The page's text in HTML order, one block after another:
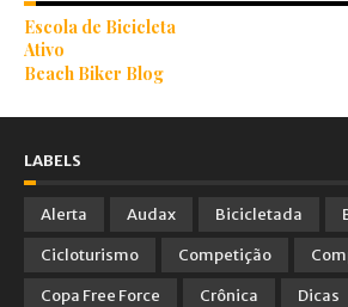
Escola de Bicicleta
Ativo
Beach Biker Blog
LABELS
Alerta Audax Bicicletada
Cicloturismo
Competição
Copa Free Force
Crônica
Dicas